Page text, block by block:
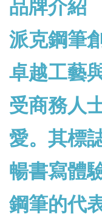
品牌介紹
派克鋼筆
卓越工藝
受商務人
愛。其標
暢書寫體
鋼筆的代